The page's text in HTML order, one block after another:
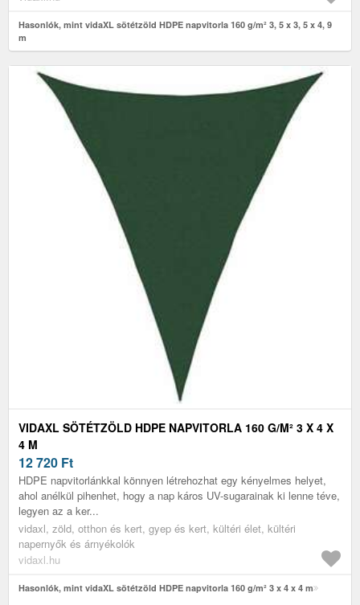
Hasonlók, mint vidaXL sötétzöld HDPE napvitorla 160 g/m² 3, 5 x 3, 5 x 4, 9
m
VIDAXL SÖTÉTZÖLD HDPE NAPVITORLA 160 G/M² 3 X 4 X
4 M
12 720 Ft
HDPE napvitorlánkkal könnyen létrehozhat egy kényelmes helyet,
ahol anélkül pihenhet, hogy a nap káros UV-sugarainak ki lenne téve,
legyen az a ker...
vidaxl, zöld, otthon és kert, gyep és kert, kültéri élet, kültéri
napernyők és árnyékolók
vidaxl.hu
Hasonlók, mint vidaXL sötétzöld HDPE napvitorla 160 g/m² 3 x 4 x 4 m